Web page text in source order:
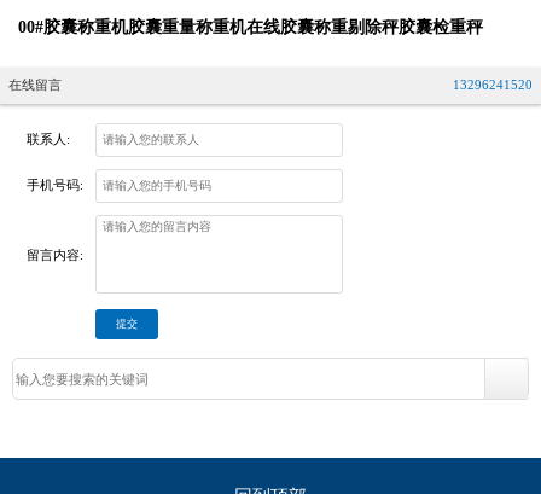
00#胶囊称重机胶囊重量称重机在线胶囊称重剔除秤胶囊检重秤
在线留言 13296241520
联系人:
手机号码:
留言内容: